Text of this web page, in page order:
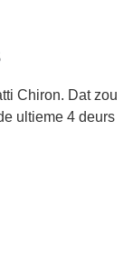
Chiron. Dat zou
ultieme 4 deurs